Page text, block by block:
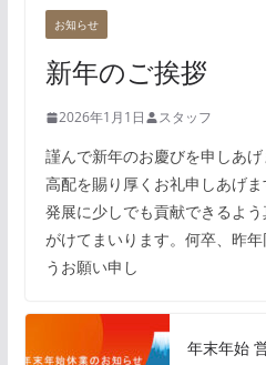
お知らせ
新年のご挨拶
2026年1月1日 スタッフ
謹んで新年のお慶びを申しあ
高配を賜り厚くお礼申しあげ
発展に少しでも貢献できるよ
がけてまいります。何卒、昨
うお願い申し
年末年始